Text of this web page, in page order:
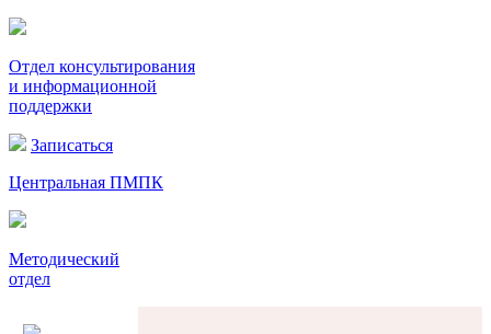
Отдел консультирования
и информационной
поддержки
Записаться
Центральная ПМПК
Методический
отдел